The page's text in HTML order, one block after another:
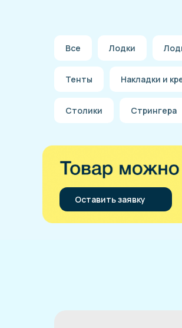
Все Лодки
Тенты Накладки и
Столики Стрингера
Оставить заявку